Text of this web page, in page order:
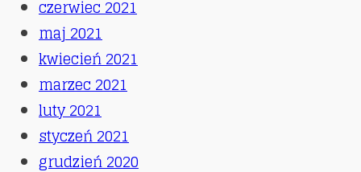
czerwiec 2021
maj 2021
kwiecień 2021
marzec 2021
luty 2021
styczeń 2021
grudzień 2020